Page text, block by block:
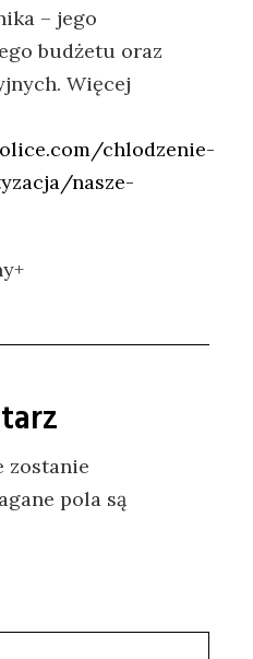
– jego
budżetu oraz
Więcej
chlodzenie-
nasze-
zostanie
pola są